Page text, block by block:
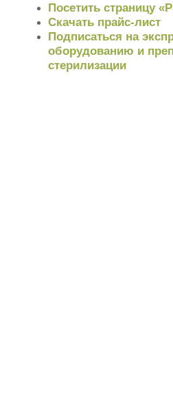
Посетить страницу
Скачать прайс-лист
Подписаться на
оборудованию и
стерилизации